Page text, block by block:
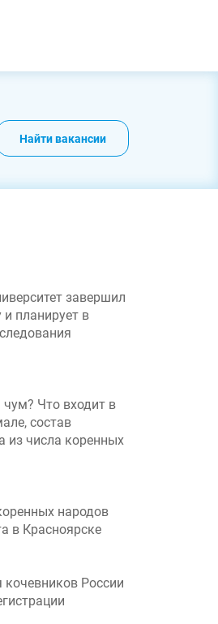
Найти вакансии
завершил
планирует в
чум? Что входит в
состав
из числа коренных
народов
в Красноярске
кочевников России